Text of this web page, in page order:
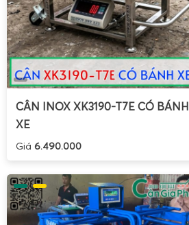
CÂN INOX XK3190-T7E CÓ BÁNH
XE
Giá 6.490.000